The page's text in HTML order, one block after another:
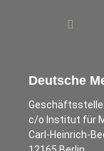
Deutsche
Geschäftsstelle
c/o Institut für
Carl-Heinrich-